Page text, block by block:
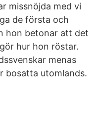
missnöjda med vi
de första och
hon betonar att det
hur hon röstar.
menas
bosatta utomlands.